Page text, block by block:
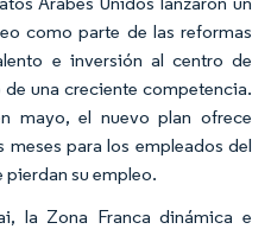
como parte de las reformas
e inversión al centro de
una creciente competencia.
mayo, el nuevo plan ofrece
para los empleados del
su empleo.
la Zona Franca dinámica e